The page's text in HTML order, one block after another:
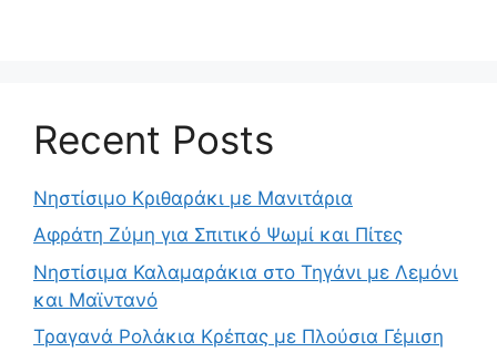
Recent Posts
Νηστίσιμο Κριθαράκι με Μανιτάρια
Αφράτη Ζύμη για Σπιτικό Ψωμί και Πίτες
Νηστίσιμα Καλαμαράκια στο Τηγάνι με Λεμόνι
και Μαϊντανό
Τραγανά Ρολάκια Κρέπας με Πλούσια Γέμιση